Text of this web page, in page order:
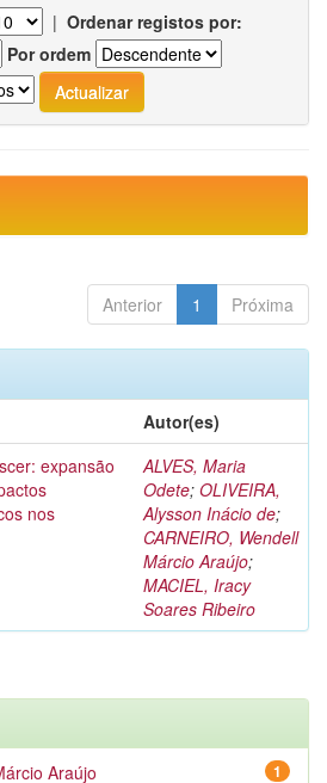
| Ordenar registos por:
Por ordem
Anterior 1 Próxima
Autor(es)
expansão
nos
ALVES, Maria
Odete; OLIVEIRA,
Alysson Inácio de;
CARNEIRO, Wendell
Márcio Araújo;
MACIEL, Iracy
Soares Ribeiro
1
Araújo